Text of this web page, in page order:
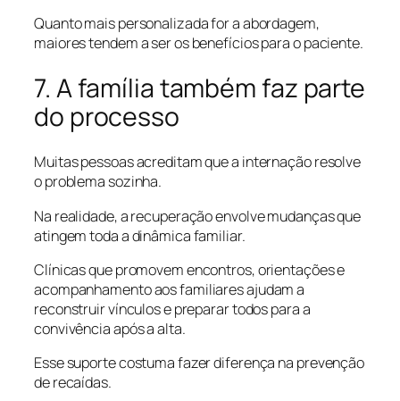
Quanto mais personalizada for a abordagem,
maiores tendem a ser os benefícios para o paciente.
7. A família também faz parte
do processo
Muitas pessoas acreditam que a internação resolve
o problema sozinha.
Na realidade, a recuperação envolve mudanças que
atingem toda a dinâmica familiar.
Clínicas que promovem encontros, orientações e
acompanhamento aos familiares ajudam a
reconstruir vínculos e preparar todos para a
convivência após a alta.
Esse suporte costuma fazer diferença na prevenção
de recaídas.